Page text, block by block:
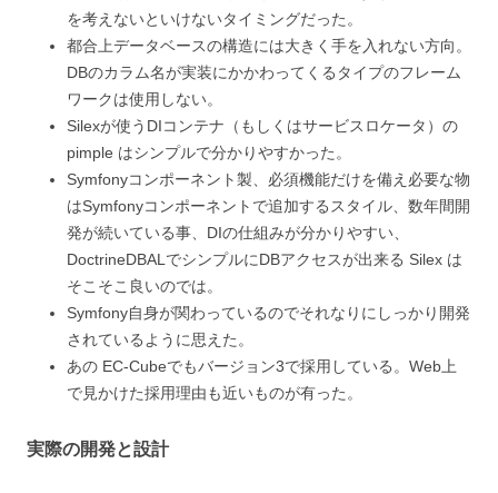
を考えないといけないタイミングだった。
都合上データベースの構造には大きく手を入れない方向。
DBのカラム名が実装にかかわってくるタイプのフレーム
ワークは使用しない。
Silexが使うDIコンテナ（もしくはサービスロケータ）の
pimple はシンプルで分かりやすかった。
Symfonyコンポーネント製、必須機能だけを備え必要な物
はSymfonyコンポーネントで追加するスタイル、数年間開
発が続いている事、DIの仕組みが分かりやすい、
DoctrineDBALでシンプルにDBアクセスが出来る Silex は
そこそこ良いのでは。
Symfony自身が関わっているのでそれなりにしっかり開発
されているように思えた。
あの EC-Cubeでもバージョン3で採用している。Web上
で見かけた採用理由も近いものが有った。
実際の開発と設計